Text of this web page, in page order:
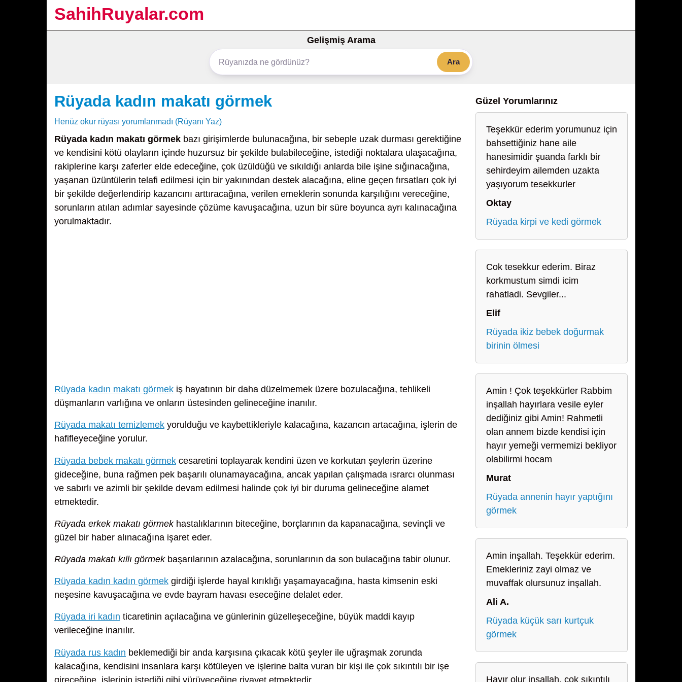
SahihRuyalar.com
Gelişmiş Arama
Ara
Rüyada kadın makatı görmek
Henüz okur rüyası yorumlanmadı (Rüyanı Yaz)
Rüyada kadın makatı görmek bazı girişimlerde bulunacağına, bir sebeple uzak durması gerektiğine
ve kendisini kötü olayların içinde huzursuz bir şekilde bulabileceğine, istediği noktalara ulaşacağına,
rakiplerine karşı zaferler elde edeceğine, çok üzüldüğü ve sıkıldığı anlarda bile işine sığınacağına,
yaşanan üzüntülerin telafi edilmesi için bir yakınından destek alacağına, eline geçen fırsatları çok iyi
bir şekilde değerlendirip kazancını arttıracağına, verilen emeklerin sonunda karşılığını vereceğine,
sorunların atılan adımlar sayesinde çözüme kavuşacağına, uzun bir süre boyunca ayrı kalınacağına
yorulmaktadır.
Rüyada kadın makatı görmek iş hayatının bir daha düzelmemek üzere bozulacağına, tehlikeli
düşmanların varlığına ve onların üstesinden gelineceğine inanılır.
Rüyada makatı temizlemek yorulduğu ve kaybettikleriyle kalacağına, kazancın artacağına, işlerin de
hafifleyeceğine yorulur.
Rüyada bebek makatı görmek cesaretini toplayarak kendini üzen ve korkutan şeylerin üzerine
gideceğine, buna rağmen pek başarılı olunamayacağına, ancak yapılan çalışmada ısrarcı olunması
ve sabırlı ve azimli bir şekilde devam edilmesi halinde çok iyi bir duruma gelineceğine alamet
etmektedir.
Rüyada erkek makatı görmekhastalıklarının biteceğine, borçlarının da kapanacağına, sevinçli ve
güzel bir haber alınacağına işaret eder.
Rüyada makatı kıllı görmekbaşarılarının azalacağına, sorunlarının da son bulacağına tabir olunur.
Rüyada kadın kadın görmek girdiği işlerde hayal kırıklığı yaşamayacağına, hasta kimsenin eski
neşesine kavuşacağına ve evde bayram havası eseceğine delalet eder.
Rüyada iri kadın ticaretinin açılacağına ve günlerinin güzelleşeceğine, büyük maddi kayıp
verileceğine inanılır.
Rüyada rus kadın beklemediği bir anda karşısına çıkacak kötü şeyler ile uğraşmak zorunda
kalacağına, kendisini insanlara karşı kötüleyen ve işlerine balta vuran bir kişi ile çok sıkıntılı bir işe
gireceğine, işlerinin istediği gibi yürüyeceğine rivayet etmektedir.
Güzel Yorumlarınız
Teşekkür ederim yorumunuz için
bahsettiğiniz hane aile
hanesimidir şuanda farklı bir
sehirdeyim ailemden uzakta
yaşıyorum tesekkurler
Oktay
Rüyada kirpi ve kedi görmek
Cok tesekkur ederim. Biraz
korkmustum simdi icim
rahatladi. Sevgiler...
Elif
Rüyada ikiz bebek doğurmak
birinin ölmesi
Amin ! Çok teşekkürler Rabbim
inşallah hayırlara vesile eyler
dediğiniz gibi Amin! Rahmetli
olan annem bizde kendisi için
hayır yemeği vermemizi bekliyor
olabilirmi hocam
Murat
Rüyada annenin hayır yaptığını
görmek
Amin inşallah. Teşekkür ederim.
Emekleriniz zayi olmaz ve
muvaffak olursunuz inşallah.
Ali A.
Rüyada küçük sarı kurtçuk
görmek
Hayır olur inşallah, çok sıkıntılı